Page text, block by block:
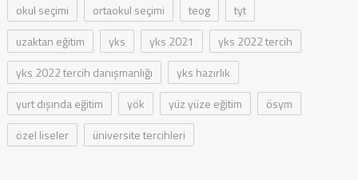
okul seçimi
ortaokul seçimi teog
tyt
uzaktan eğitim
yks yks 2021
yks 2022 tercih
yks 2022 tercih danışmanlığı
yks hazırlık
yurt dışında eğitim
yök yüz yüze eğitim
ösym
özel liseler
üniversite tercihleri